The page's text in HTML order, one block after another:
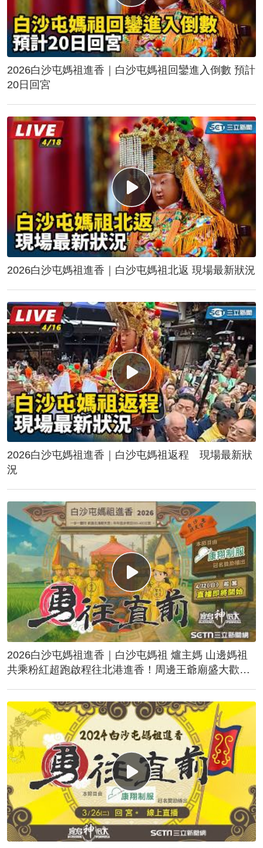
2026白沙屯媽祖進香｜白沙屯媽祖回鑾進入倒數 預計
20日回宮
2026白沙屯媽祖進香｜白沙屯媽祖北返 現場最新狀況
2026白沙屯媽祖進香｜白沙屯媽祖返程 現場最新狀
況
2026白沙屯媽祖進香｜白沙屯媽祖 爐主媽 山邊媽祖
共乘粉紅超跑啟程往北港進香！周邊王爺廟盛大歡